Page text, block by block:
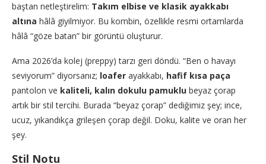
baştan netleştirelim: Takım elbise ve klasik ayakkabı
altına hâlâ giyilmiyor. Bu kombin, özellikle resmi ortamlarda
hâlâ “göze batan” bir görüntü oluşturur.
Ama 2026’da kolej (preppy) tarzı geri döndü. “Ben o havayı
seviyorum” diyorsanız; loafer ayakkabı, hafif kısa paça
pantolon ve kaliteli, kalın dokulu pamuklu beyaz çorap
artık bir stil tercihi. Burada “beyaz çorap” dediğimiz şey; ince,
ucuz, yıkandıkça grileşen çorap değil. Doku, kalite ve oran her
şey.
Stil Notu